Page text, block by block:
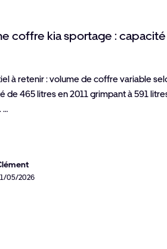
coffre kia sportage :
à retenir : volume de coffre variable
de 465 litres en 2011 grimpant à 591
…
05/2026